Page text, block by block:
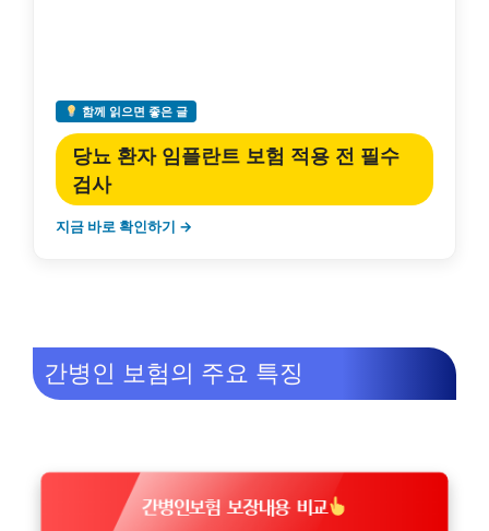
함께 읽으면 좋은 글
당뇨 환자 임플란트 보험 적용 전 필수
검사
지금 바로 확인하기 →
간병인 보험의 주요 특징
간병인보험 보장내용 비교